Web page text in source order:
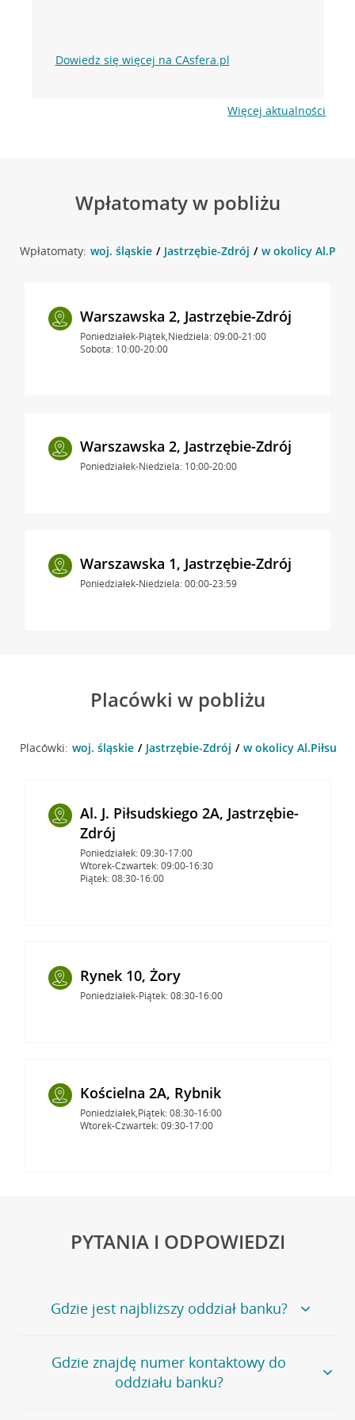
Dowiedz się więcej na CAsfera.pl
Więcej aktualności
Wpłatomaty w pobliżu
Wpłatomaty: woj. śląskie Jastrzębie-Zdrój w okolicy
Warszawska 2, Jastrzębie-Zdrój
Poniedziałek-Piątek,Niedziela: 09:00-21:00
Sobota: 10:00-20:00
Warszawska 2, Jastrzębie-Zdrój
Poniedziałek-Niedziela: 10:00-20:00
Warszawska 1, Jastrzębie-Zdrój
Poniedziałek-Niedziela: 00:00-23:59
Placówki w pobliżu
Placówki: woj. śląskie Jastrzębie-Zdrój w okolicy
Al. J. Piłsudskiego 2A, Jastrzębie-
Zdrój
Poniedziałek: 09:30-17:00
Wtorek-Czwartek: 09:00-16:30
Piątek: 08:30-16:00
Rynek 10, Żory
Poniedziałek-Piątek: 08:30-16:00
Kościelna 2A, Rybnik
Poniedziałek,Piątek: 08:30-16:00
Wtorek-Czwartek: 09:30-17:00
PYTANIA I ODPOWIEDZI
Gdzie jest najbliższy oddział banku?
Jeśli szukasz oddziału naszego banku, zapraszamy na
stronęPlacówki i bankomaty, na której znajduje się
wygodna wyszukiwarka.
Gdzie znajdę numer kontaktowy do
oddziału banku?